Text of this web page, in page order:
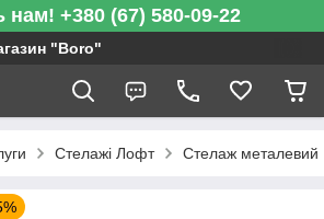
нам! +380 (67) 580-09-22
"Boro"
Стелажі Лофт Стелаж металевий